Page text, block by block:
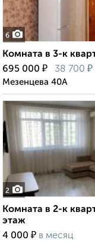
6
Комната в 3-к
695 000 ₽ 38 700 ₽
Мезенцева 40А
2
Комната в 2-к
этаж
4 000 ₽ в месяц